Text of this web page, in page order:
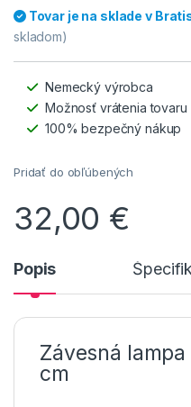
Tovar je na sklade v
skladom)
Nemecký výrobca
Možnosť vrátenia tovaru
100% bezpečný nákup
Pridať do obľúbených
32,00 €
Popis
Závesná lampa
cm